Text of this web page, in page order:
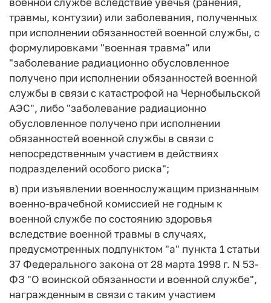
травмы, контузии) или заболевания, полученных
при исполнении обязанностей военной службы, с
формулировками "военная травма" или
"заболевание радиационно обусловленное
получено при исполнении обязанностей военной
службы в связи с катастрофой на Чернобыльской
АЭС", либо "заболевание радиационно
обусловленное получено при исполнении
обязанностей военной службы в связи с
непосредственным участием в действиях
подразделений особого риска";
в) при изъявлении военнослужащим признанным
военно-врачебной комиссией не годным к
военной службе по состоянию здоровья
вследствие военной травмы в случаях,
предусмотренных подпунктом "а" пункта 1 статьи
37 Федерального закона от 28 марта 1998 г. N 53-
ФЗ "О воинской обязанности и военной службе",
награжденным в связи с таким участием